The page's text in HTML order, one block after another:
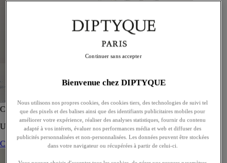
Coffret de 5 eaux de toilette - À composer
Un coffret sur-mesure de cinq eaux de toilette, à offrir ou s’offrir.
Composer son coffret
Bienvenue chez DIPTYQUE
Nous utilisons nos propres cookies, des cookies tiers, des technologies de suivi tel
que des pixels et des balises ainsi que des identifiants publicitaires mobiles pour
améliorer votre expérience, réaliser des analyses statistiques, fournir du contenu
adapté à vos intérets, évaluer nos performances média et web et diffuser des
publicités personnalisées et non-personnalisées. Les données peuvent être stockées
dans votre navigateur ou récupérées à partir de celui-ci.
Continuer sans accepter